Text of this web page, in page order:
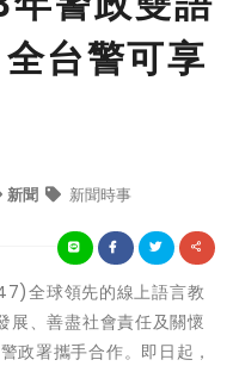
台警可享
新聞 新聞時事
全球領先的線上語言教
、善盡社會責任及關懷
政署攜手合作。即日起，